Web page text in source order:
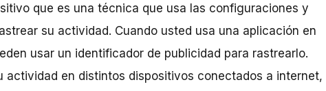
que es una técnica que usa las configuraciones y
su actividad. Cuando usted usa una aplicación en
usar un identificador de publicidad para rastrearlo.
actividad en distintos dispositivos conectados a internet,